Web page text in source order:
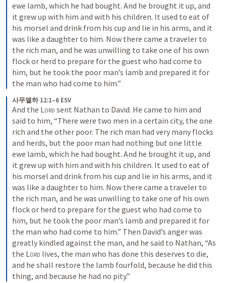
ewe lamb, which he had bought. And he brought it up, and
it grew up with him and with his children. It used to eat of
his morsel and drink from his cup and lie in his arms, and it
was like a daughter to him. Now there came a traveler to
the rich man, and he was unwilling to take one of his own
flock or herd to prepare for the guest who had come to
him, but he took the poor man’s lamb and prepared it for
the man who had come to him.”
사무엘하 12:1–6 ESV
And the Lord sent Nathan to David. He came to him and
said to him, “There were two men in a certain city, the one
rich and the other poor. The rich man had very many flocks
and herds, but the poor man had nothing but one little
ewe lamb, which he had bought. And he brought it up, and
it grew up with him and with his children. It used to eat of
his morsel and drink from his cup and lie in his arms, and it
was like a daughter to him. Now there came a traveler to
the rich man, and he was unwilling to take one of his own
flock or herd to prepare for the guest who had come to
him, but he took the poor man’s lamb and prepared it for
the man who had come to him.” Then David’s anger was
greatly kindled against the man, and he said to Nathan, “As
the Lord lives, the man who has done this deserves to die,
and he shall restore the lamb fourfold, because he did this
thing, and because he had no pity.”